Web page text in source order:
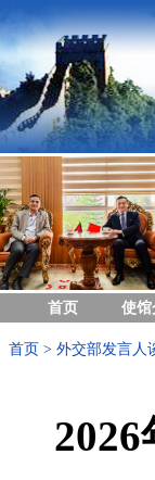
首页 使馆
首页 > 外交部发言人